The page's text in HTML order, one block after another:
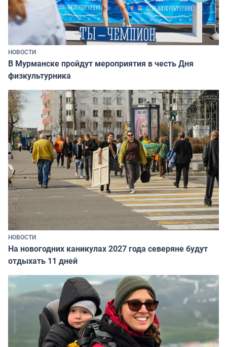
НОВОСТИ
В Мурманске пройдут мероприятия в честь Дня
физкультурника
НОВОСТИ
На новогодних каникулах 2027 года северяне будут
отдыхать 11 дней